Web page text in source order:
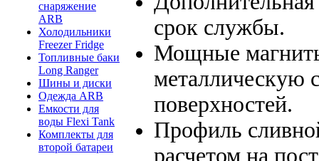
снаряжение
ARB
Холодильники
Freezer Fridge
Топливные баки
Long Ranger
Шины и диски
Одежда ARB
Емкости для
воды Flexi Tank
Комплекты для
второй батареи
срок службы.
Мощные
металлическую
поверхностей.
Профиль
расчетом на